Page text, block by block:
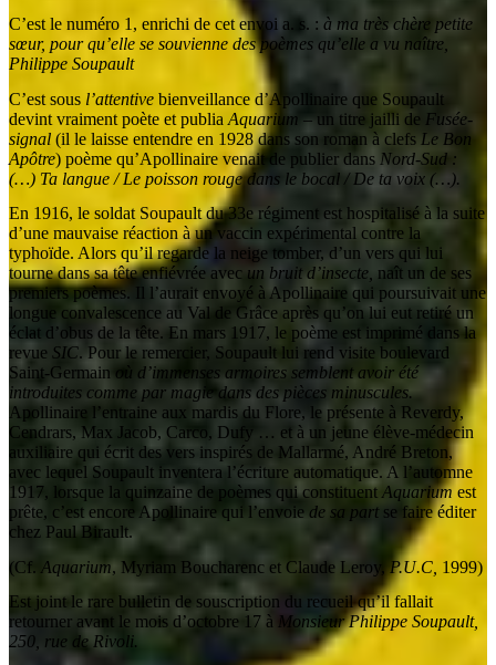
C’est le numéro 1, enrichi de cet envoi a. s. : à ma très chère petite
sœur, pour qu’elle se souvienne des poèmes qu’elle a vu naître,
Philippe Soupault
C’est sous l’attentive bienveillance d’Apollinaire que Soupault
devint vraiment poète et publia Aquarium – un titre jailli de Fusée-
signal (il le laisse entendre en 1928 dans son roman à clefs Le Bon
Apôtre) poème qu’Apollinaire venait de publier dans Nord-Sud :
(…) Ta langue / Le poisson rouge dans le bocal / De ta voix (…).
En 1916, le soldat Soupault du 33e régiment est hospitalisé à la suite
d’une mauvaise réaction à un vaccin expérimental contre la
typhoïde. Alors qu’il regarde la neige tomber, d’un vers qui lui
tourne dans sa tête enfiévrée avec un bruit d’insecte, naît un de ses
premiers poèmes. Il l’aurait envoyé à Apollinaire qui poursuivait une
longue convalescence au Val de Grâce après qu’on lui eut retiré un
éclat d’obus de la tête. En mars 1917, le poème est imprimé dans la
revue SIC. Pour le remercier, Soupault lui rend visite boulevard
Saint-Germain où d’immenses armoires semblent avoir été
introduites comme par magie dans des pièces minuscules.
Apollinaire l’entraine aux mardis du Flore, le présente à Reverdy,
Cendrars, Max Jacob, Carco, Dufy … et à un jeune élève-médecin
auxiliaire qui écrit des vers inspirés de Mallarmé, André Breton,
avec lequel Soupault inventera l’écriture automatique. A l’automne
1917, lorsque la quinzaine de poèmes qui constituent Aquarium est
prête, c’est encore Apollinaire qui l’envoie de sa partse faire éditer
chez Paul Birault.
(Cf. Aquarium, Myriam Boucharenc et Claude Leroy,P.U.C, 1999)
Est joint le rare bulletin de souscription du recueil qu’il fallait
retourner avant le mois d’octobre 17 à Monsieur Philippe Soupault,
250, rue de Rivoli.